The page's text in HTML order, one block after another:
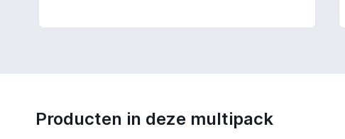
Producten in deze multipack